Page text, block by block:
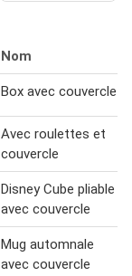
Nom
Box avec couvercle
Avec roulettes et
couvercle
Disney Cube pliable
avec couvercle
Mug automnale
avec couvercle